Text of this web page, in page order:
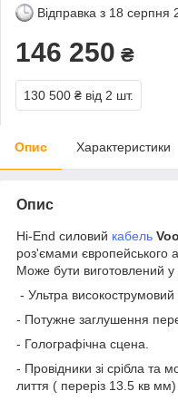
Відправка з 18 серпня
146 250 ₴
130 500 ₴ від 2 шт.
Опис Характеристики
Опис
Hi-End силовий кабель
роз'ємами європейського
Може бути виготовлений у
- Ультра високострумовий
- Потужне заглушення
- Голографічна сцена.
- Провідники зі срібла та
лиття ( переріз 13.5 кв мм)